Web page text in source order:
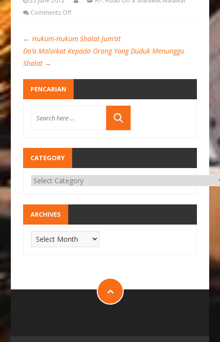
Comments Off
← Hukum-Hukum Shalat Jum’at
Do’a Malaikat Kepada Orang Yang Duduk Menunggu
Shalat →
PENCARIAN
CATEGORY
ARCHIVES